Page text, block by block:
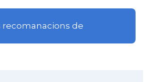
recomanacions de